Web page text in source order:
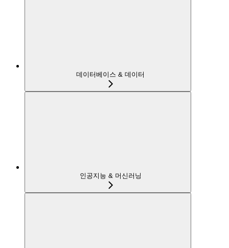
데이터베이스 & 데이터
인공지능 & 머신러닝